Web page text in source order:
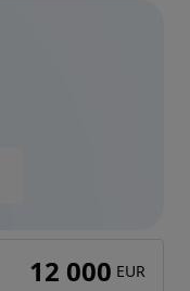
12 000 EUR